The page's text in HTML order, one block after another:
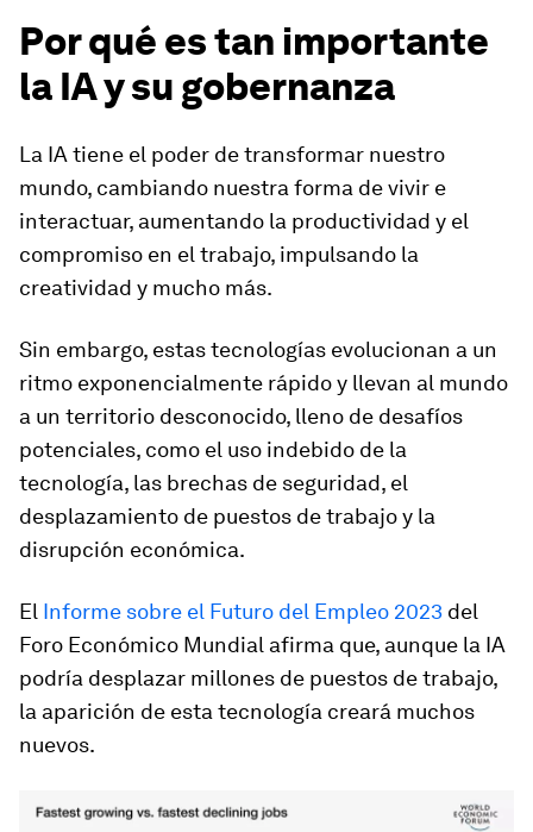
Por qué es tan importante
la IA y su gobernanza
La IA tiene el poder de transformar nuestro
mundo, cambiando nuestra forma de vivir e
interactuar, aumentando la productividad y el
compromiso en el trabajo, impulsando la
creatividad y mucho más.
Sin embargo, estas tecnologías evolucionan a un
ritmo exponencialmente rápido y llevan al mundo
a un territorio desconocido, lleno de desafíos
potenciales, como el uso indebido de la
tecnología, las brechas de seguridad, el
desplazamiento de puestos de trabajo y la
disrupción económica.
El Informe sobre el Futuro del Empleo 2023 del
Foro Económico Mundial afirma que, aunque la IA
podría desplazar millones de puestos de trabajo,
la aparición de esta tecnología creará muchos
nuevos.